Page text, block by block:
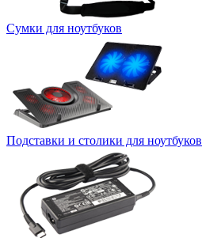
Сумки для ноутбуков
Подставки и столики для ноутбуков